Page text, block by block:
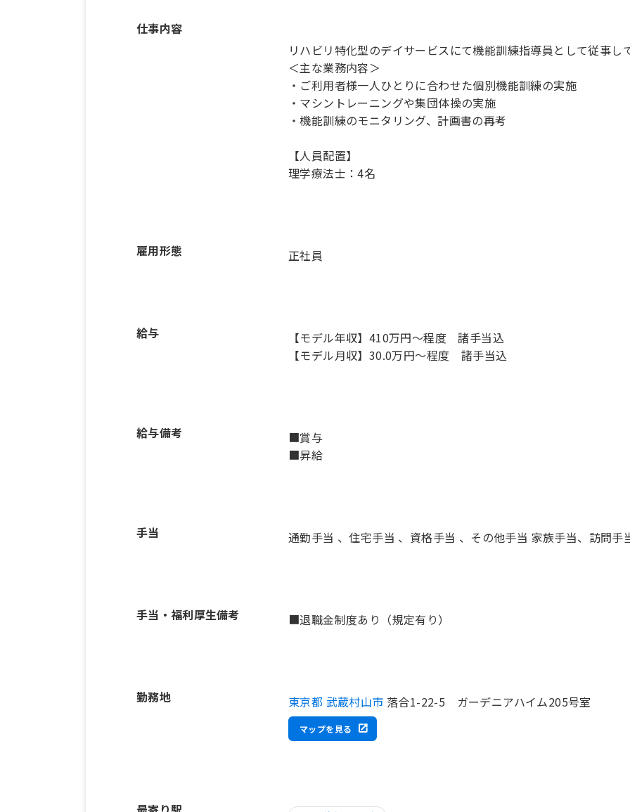
仕事内容
リハビリ特化型のデイサービスにて機能訓練指導員として従事し
＜主な業務内容＞
・ご利用者様一人ひとりに合わせた個別機能訓練の実施
・マシントレーニングや集団体操の実施
・機能訓練のモニタリング、計画書の再考
【人員配置】
理学療法士：4名
雇用形態 正社員
給与
【モデル年収】410万円〜程度 諸手当込
【モデル月収】30.0万円〜程度 諸手当込
給与備考
■賞与
■昇給
手当 通勤手当 、住宅手当 、資格手当 、その他手当 家族手当、訪問
手当・福利厚生備考 ■退職金制度あり（規定有り）
勤務地 東京都 武蔵村山市 落合1-22-5 ガーデニアハイム205号室
マップを見る